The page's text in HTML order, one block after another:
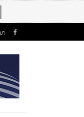
Facebook